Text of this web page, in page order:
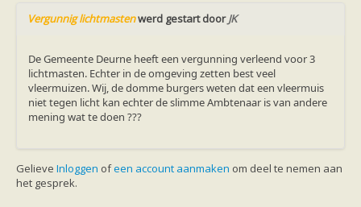
Ruige dwergvleermuis
Tweekleurige vleermuis
Watervleermuis
Vleermuizen en eikenprocessierups
Kinderpagina
Spreekbeurt
Knutselen
Tekenen
Meer weten
Links
Vergunnig lichtmastenwerd gestart doorJK
De Gemeente Deurne heeft een vergunning verleend voor 3
lichtmasten. Echter in de omgeving zetten best veel
vleermuizen. Wij, de domme burgers weten dat een vleermuis
niet tegen licht kan echter de slimme Ambtenaar is van andere
mening wat te doen ???
Gelieve Inloggen ofeen account aanmaken om deel te nemen aan
het gesprek.